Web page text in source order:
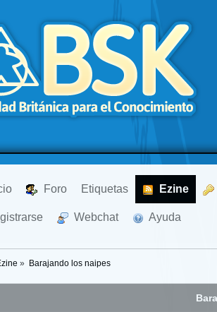
Foro Etiquetas Ezine
Webchat Ayuda
» Barajando los naipes